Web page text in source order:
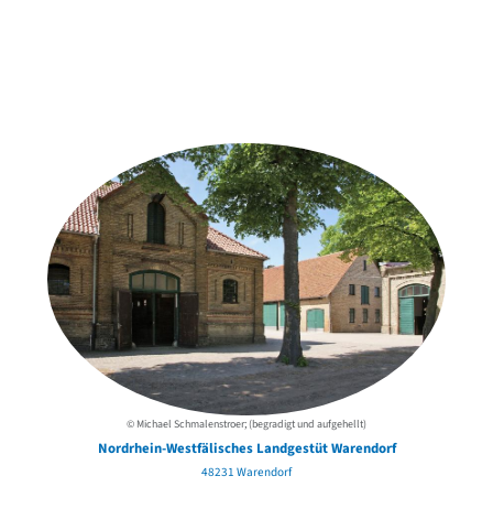
© Michael Schmalenstroer; (begradigt und aufgehellt)
Nordrhein-Westfälisches Landgestüt Warendorf
48231 Warendorf